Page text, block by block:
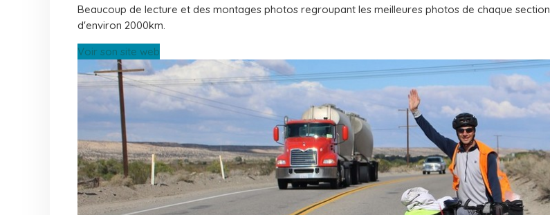
Beaucoup de lecture et des montages photos regroupant les meilleures photos de chaque section
d'environ 2000km.
Voir son site web